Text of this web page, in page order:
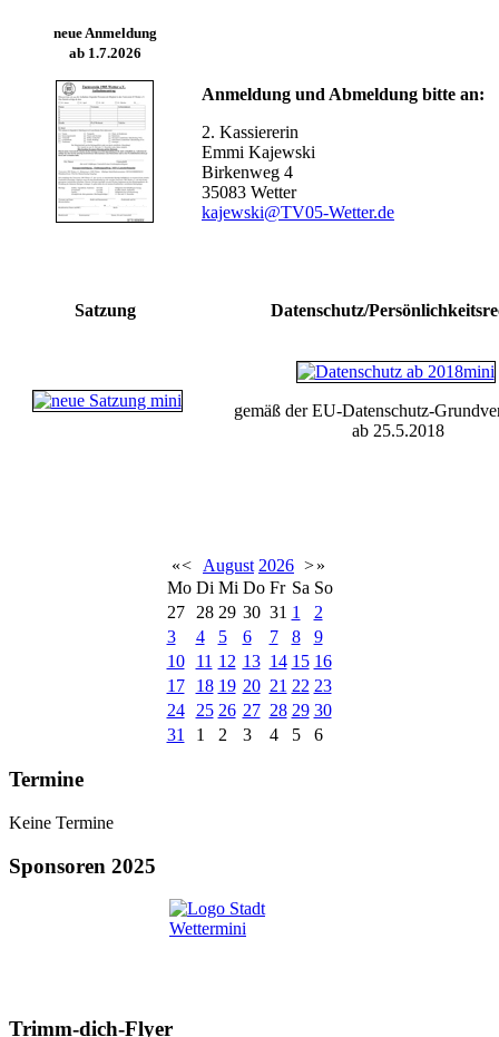
neue Anmeldung
ab 1.7.2026
Anmeldung und Abmeldung bitte an:
2. Kassiererin
Emmi Kajewski
Birkenweg 4
35083 Wetter
kajewski@TV05-Wetter.de
Satzung Datenschutz/
gemäß der EU-Datenschutz-
ab 25.5.2018
«< August 2026 >»
Mo Di Mi Do Fr Sa So
27
28 29 30 31 1
2
3
4 5 6 7 8
9
10
11 12 13 14 15 16
17
18 19 20 21 22 23
24
25 26 27 28 29 30
31
1 2 3 4 5 6
Termine
Keine Termine
Sponsoren 2025
Trimm-dich-Flyer